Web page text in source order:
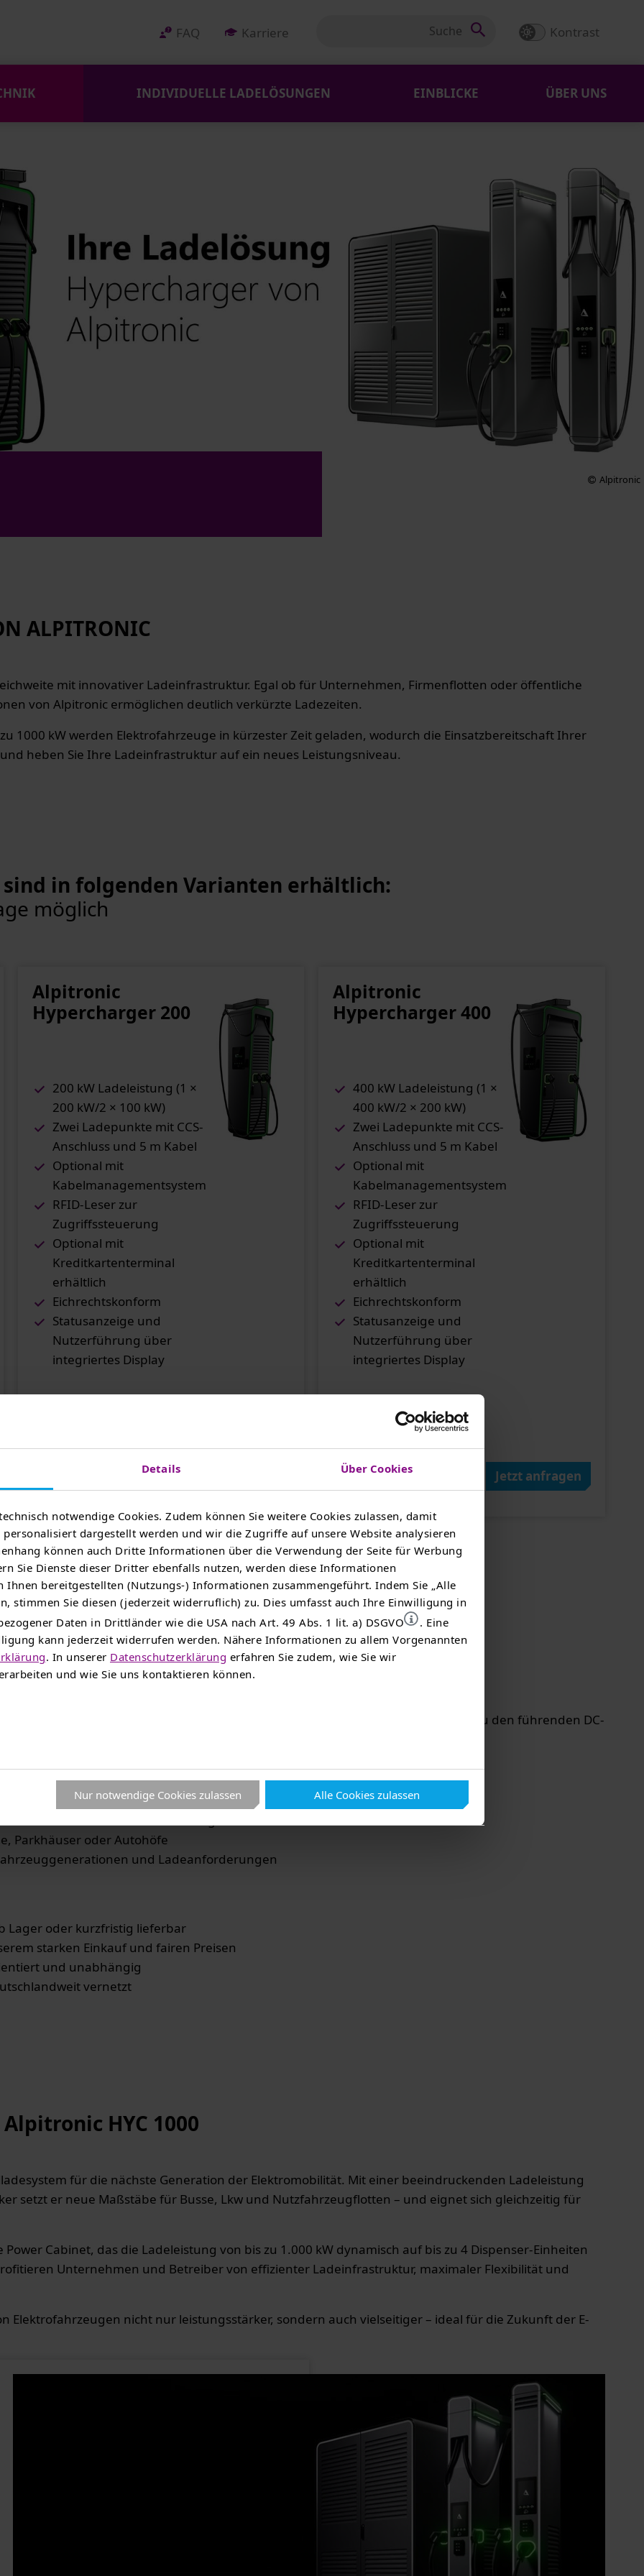
Details Über Cookies
notwendige Cookies. Zudem können Sie weitere Cookies zulassen, damit
dargestellt werden und wir die Zugriffe auf unsere Website analysieren
können auch Dritte Informationen über die Verwendung der Seite für Werbung
Sie Dienste dieser Dritter ebenfalls nutzen, werden diese Informationen
Ihnen bereitgestellten (Nutzungs-) Informationen zusammengeführt. Indem Sie „Alle
stimmen Sie diesen (jederzeit widerruflich) zu. Dies umfasst auch Ihre Einwilligung in
Daten in Drittländer wie die USA nach Art. 49 Abs. 1 lit. a) DSGVO
. Eine
kann jederzeit widerrufen werden. Nähere Informationen zu allem Vorgenannten
. In unserer Datenschutzerklärung erfahren Sie zudem, wie Sie wir
und wie Sie uns kontaktieren können.
Nur notwendige Cookies zulassen Alle Cookies zulassen
FAQ Karriere Kontrast
INDIVIDUELLE LADELÖSUNGEN EINBLICKE ÜBER UNS
Alpitronic
ALPITRONIC
mit innovativer Ladeinfrastruktur. Egal ob für Unternehmen, Firmenflotten oder öffentliche
von Alpitronic ermöglichen deutlich verkürzte Ladezeiten.
1000 kW werden Elektrofahrzeuge in kürzester Zeit geladen, wodurch die Einsatzbereitschaft Ihrer
heben Sie Ihre Ladeinfrastruktur auf ein neues Leistungsniveau.
in folgenden Varianten erhältlich:
möglich
Alpitronic
Hypercharger 200
200 kW Ladeleistung (1 ×
200 kW/2 × 100 kW)
Zwei Ladepunkte mit CCS-
Anschluss und 5 m Kabel
Optional mit
Kabelmanagementsystem
RFID-Leser zur
Zugriffssteuerung
Optional mit
Kreditkartenterminal
erhältlich
Eichrechtskonform
Statusanzeige und
Nutzerführung über
integriertes Display
Alpitronic
Hypercharger 400
400 kW Ladeleistung (1 ×
400 kW/2 × 200 kW)
Zwei Ladepunkte mit CCS-
Anschluss und 5 m Kabel
Optional mit
Kabelmanagementsystem
RFID-Leser zur
Zugriffssteuerung
Optional mit
Kreditkartenterminal
erhältlich
Eichrechtskonform
Statusanzeige und
Nutzerführung über
integriertes Display
Jetzt anfragen
Technologie, schnell über TEAG Mobil
modernste Schnellladetechnologie direkt zu Ihnen. Die Hypercharger zählen zu den führenden DC-
kompakt und zukunftssicher.
Laden
Standorte und Nutzeranforderungen
Parkhäuser oder Autohöfe
und Ladeanforderungen
Lager oder kurzfristig lieferbar
starken Einkauf und fairen Preisen
und unabhängig
vernetzt
HYC 1000
für die nächste Generation der Elektromobilität. Mit einer beeindruckenden Ladeleistung
setzt er neue Maßstäbe für Busse, Lkw und Nutzfahrzeugflotten – und eignet sich gleichzeitig für
Cabinet, das die Ladeleistung von bis zu 1.000 kW dynamisch auf bis zu 4 Dispenser-Einheiten
Unternehmen und Betreiber von effizienter Ladeinfrastruktur, maximaler Flexibilität und
Elektrofahrzeugen nicht nur leistungsstärker, sondern auch vielseitiger – ideal für die Zukunft der E-